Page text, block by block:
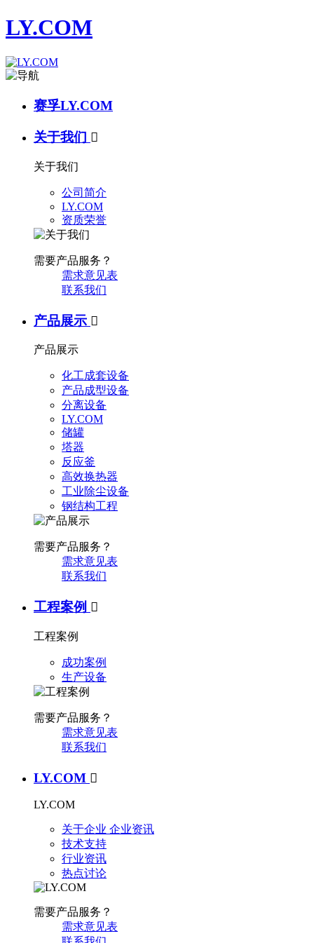
LY.COM
赛孚LY.COM
关于我们 
关于我们
公司简介
LY.COM
资质荣誉
需要产品服务？
需求意见表
联系我们
产品展示 
产品展示
化工成套设备
产品成型设备
分离设备
LY.COM
储罐
塔器
反应釜
高效换热器
工业除尘设备
钢结构工程
需要产品服务？
需求意见表
联系我们
工程案例 
工程案例
成功案例
生产设备
需要产品服务？
需求意见表
联系我们
LY.COM 
LY.COM
关于企业 企业资讯
技术支持
行业资讯
热点讨论
需要产品服务？
需求意见表